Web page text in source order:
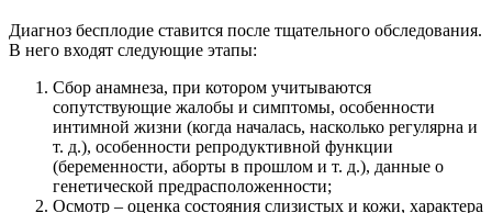
Диагноз бесплодие ставится после тщательного обследования.
В него входят следующие этапы:
Сбор анамнеза, при котором учитываются
сопутствующие жалобы и симптомы, особенности
интимной жизни (когда началась, насколько регулярна и
т. д.), особенности репродуктивной функции
(беременности, аборты в прошлом и т. д.), данные о
генетической предрасположенности;
Осмотр – оценка состояния слизистых и кожи, характера